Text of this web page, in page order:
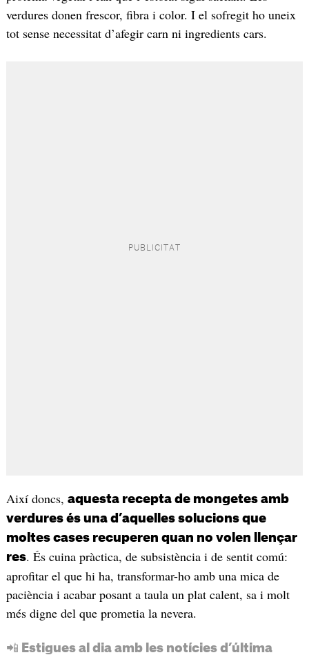
verdures donen frescor, fibra i color. I el sofregit ho uneix
tot sense necessitat d’afegir carn ni ingredients cars.
Així doncs, aquesta recepta de mongetes amb
verdures és una d’aquelles solucions que
moltes cases recuperen quan no volen llençar
res. És cuina pràctica, de subsistència i de sentit comú:
aprofitar el que hi ha, transformar-ho amb una mica de
paciència i acabar posant a taula un plat calent, sa i molt
més digne del que prometia la nevera.
📲 Estigues al dia amb les notícies d’última